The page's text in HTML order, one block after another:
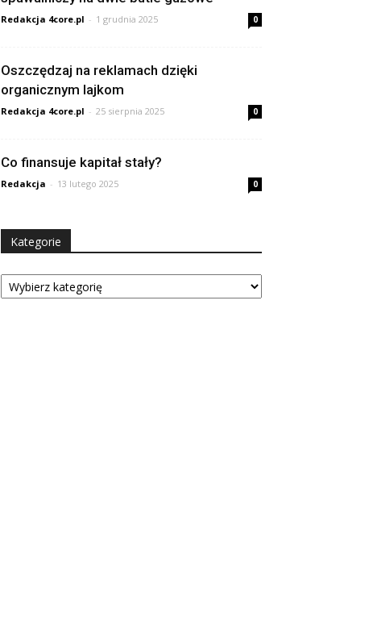
Redakcja 4core.pl - 1 grudnia 2025 0
Oszczędzaj na reklamach dzięki
organicznym lajkom
Redakcja 4core.pl - 25 sierpnia 2025 0
Co finansuje kapitał stały?
Redakcja - 13 lutego 2025 0
Kategorie
Kategorie